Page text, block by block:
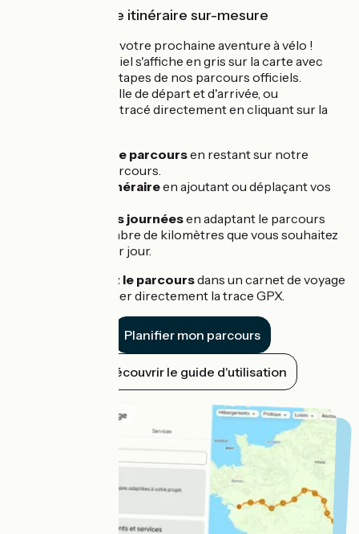
Pour créer votre itinéraire sur-mesure
Tracez facilement votre prochaine aventure à vélo !
Notre réseau officiel s'affiche en gris sur la carte avec
tous les points d'étapes de nos parcours officiels.
Renseignez une ville de départ et d'arrivée, ou
construisez votre tracé directement en cliquant sur la
Tracez votre parcoursen restant sur notre
réseau de parcours.
Ajustez l'itinéraireen ajoutant ou déplaçant vos
Planifiez vos journéesen adaptant le parcours
selon le nombre de kilomètres que vous souhaitez
parcourir par jour.
Enregistrez le parcoursdans un carnet de voyage
ou télécharger directement la trace GPX.
Planifier mon parcours
Découvrir le guide d'utilisation